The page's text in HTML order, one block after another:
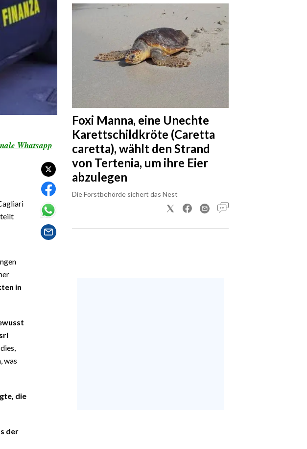
Whatsapp
in
was
die
der
Foxi Manna, eine Unechte
Karettschildkröte (Caretta
caretta), wählt den Strand
von Tertenia, um ihre Eier
abzulegen
Die Forstbehörde sichert das Nest